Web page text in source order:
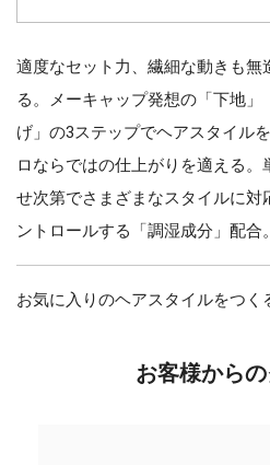
適度なセット力、繊細な動きも無
る。メーキャップ発想の「下地」
げ」の3ステップでヘアスタイル
ロならではの仕上がりを適える
せ次第でさまざまなスタイルに対
ントロールする「調湿成分」配合。
お気に入りのヘアスタイルをつく
お客様から